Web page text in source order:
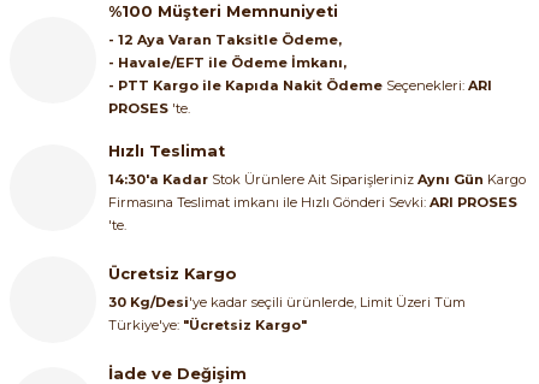
%100 Müşteri Memnuniyeti
- 12 Aya Varan Taksitle Ödeme,
- Havale/EFT ile Ödeme İmkanı,
- PTT Kargo ile Kapıda Nakit Ödeme Seçenekleri: ARI
PROSES 'te.
Hızlı Teslimat
14:30'a Kadar Stok Ürünlere Ait Siparişleriniz Aynı Gün Kargo
Firmasına Teslimat imkanı ile Hızlı Gönderi Sevki: ARI PROSES
'te.
Ücretsiz Kargo
30 Kg/Desi'ye kadar seçili ürünlerde, Limit Üzeri Tüm
Türkiye'ye: "Ücretsiz Kargo"
İade ve Değişim